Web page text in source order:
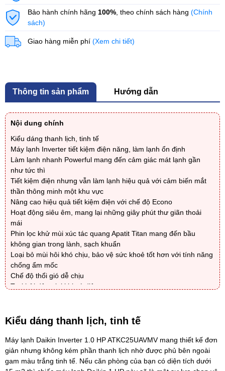
Bảo hành chính hãng 100% , theo chính sách hàng (Chính
sách)
Giao hàng miễn phí (Xem chi tiết)
Thông tin sản phẩm Hướng dẫn
Nội dung chính
Kiểu dáng thanh lịch, tinh tế
Máy lạnh Inverter tiết kiệm điện năng, làm lạnh ổn định
Làm lạnh nhanh Powerful mang đến cảm giác mát lạnh gần
như tức thì
Tiết kiệm điện nhưng vẫn làm lạnh hiệu quả với cảm biến mắt
thần thông minh một khu vực
Nâng cao hiệu quả tiết kiệm điện với chế độ Econo
Hoạt động siêu êm, mang lại những giây phút thư giãn thoải
mái
Phin lọc khử mùi xúc tác quang Apatit Titan mang đến bầu
không gian trong lành, sạch khuẩn
Loại bỏ mùi hôi khó chịu, bảo vệ sức khoẻ tốt hơn với tính năng
chống ẩm mốc
Chế độ thổi gió dễ chịu
Tự khởi động lại khi có điện
Kiểu dáng thanh lịch, tinh tế
Máy lạnh Daikin Inverter 1.0 HP ATKC25UAVMVmang thiết kế đơn
giản nhưng không kém phần thanh lịch nhờ được phủ bên ngoài
gam màu trắng tinh tế. Nếu căn phòng của bạn có diện tích dưới